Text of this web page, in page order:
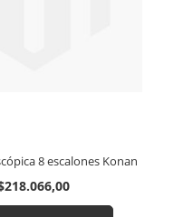
8 escalones Konan